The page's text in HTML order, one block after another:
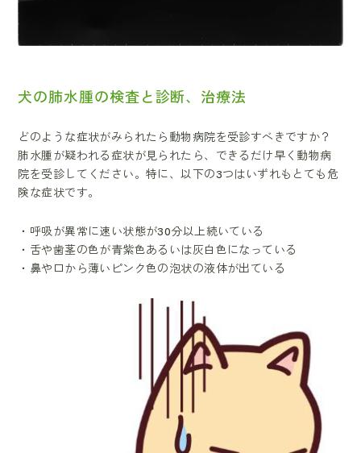
犬の肺水腫の検査と診断、治療法
どのような症状がみられたら動物病院を受診すべきですか？
肺水腫が疑われる症状が見られたら、できるだけ早く動物病
院を受診してください。特に、以下の3つはいずれもとても危
険な症状です。
・呼吸が異常に速い状態が30分以上続いている
・舌や歯茎の色が青紫色あるいは灰白色になっている
・鼻や口から薄いピンク色の泡状の液体が出ている